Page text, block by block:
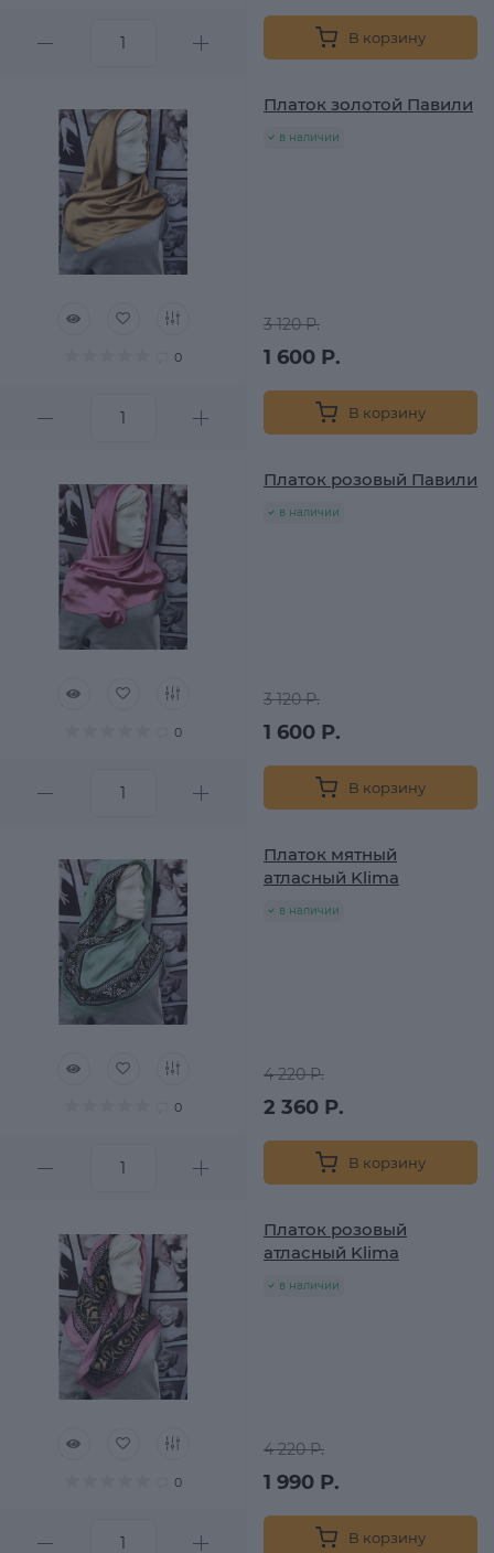
В корзину
0
Платок золотой Павили
в наличии
3 120 Р.
1 600 Р.
В корзину
0
Платок розовый Павили
в наличии
3 120 Р.
1 600 Р.
В корзину
0
Платок мятный
атласный Klima
в наличии
4 220 Р.
2 360 Р.
В корзину
0
Платок розовый
атласный Klima
в наличии
4 220 Р.
1 990 Р.
В корзину